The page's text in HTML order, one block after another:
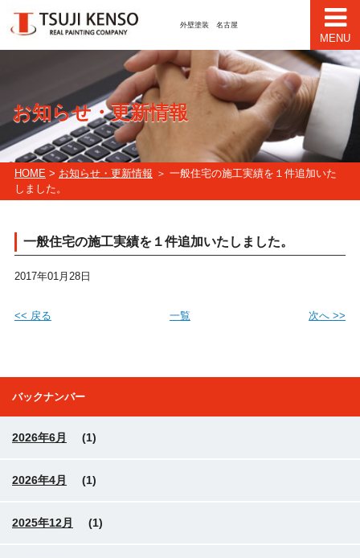
外壁塗装 名古屋
MENU
お知らせ・更新情報
HOME> お知らせ・更新情報 ＞ 一般住宅の施工実績を１件追加いた
しました。
一般住宅の施工実績を１件追加いたしました。
2017年01月28日
<< 戻る 一覧 次へ >>
バックナンバー
2026年6月 (1)
2026年4月 (1)
2025年12月 (1)